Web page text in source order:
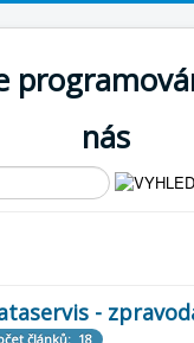
nás
-
článků: 18